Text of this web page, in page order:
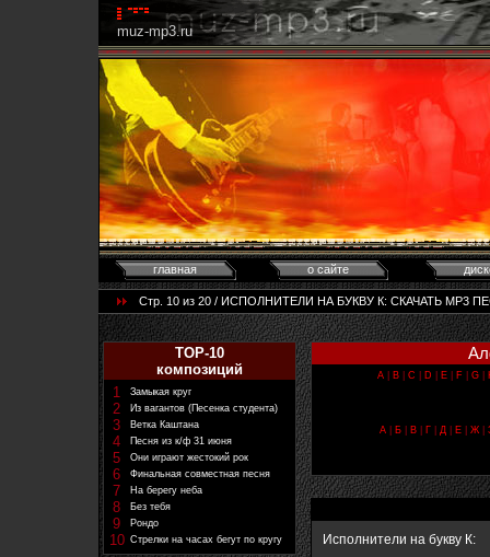
muz-mp3.ru
главная о сайте
Стр. 10 из 20 / ИСПОЛНИТЕЛИ НА БУКВУ К: CКАЧАТЬ MP3
TOP-10
композиций
1
Замыкая круг
2 Из вагантов (Песенка студента)
3 Ветка Каштана
4 Песня из к/ф 31 июня
5 Они играют жестокий рок
6 Финальная совместная песня
7 На берегу неба
8 Без тебя
9 Рондо
10 Стрелки на часах бегут по кругу
A B C D E F G
А| Б| В| Г| Д| Е| Ж|
Исполнители на букву К: